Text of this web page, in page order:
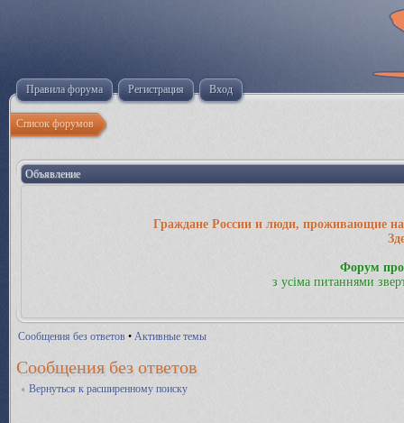
Правила форума Регистрация Вход
Список форумов
Объявление
Граждане России и люди, проживающие на
Форум
з усіма питаннями
Сообщения без ответов • Активные темы
Сообщения без ответов
Вернуться к расширенному поиску